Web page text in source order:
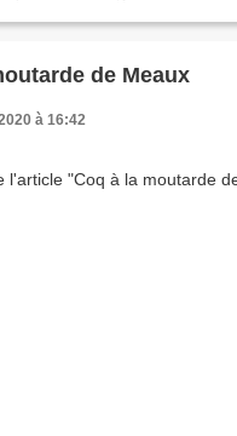
de Meaux
à 16:42